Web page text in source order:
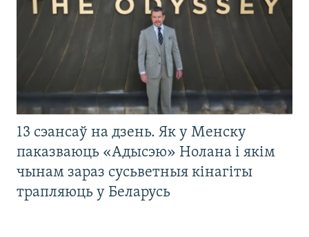
13 сэансаў на дзень. Як у Менску
паказваюць «Адысэю» Нолана і якім
чынам зараз сусьветныя кінагіты
трапляюць у Беларусь